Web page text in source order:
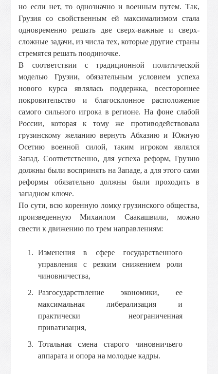
но если нет, то однозначно и военным путем. Так,
Грузия со свойственным ей максимализмом стала
одновременно решать две сверх-важные и сверх-
сложные задачи, из числа тех, которые другие страны
стремятся решать поодиночке.
В соответствии с традиционной политической
моделью Грузии, обязательным условием успеха
нового курса являлась поддержка, всестороннее
покровительство и благосклонное расположение
самого сильного игрока в регионе. На фоне слабой
России, которая к тому же противодействовала
грузинскому желанию вернуть Абхазию и Южную
Осетию военной силой, таким игроком являлся
Запад. Соответственно, для успеха реформ, Грузию
должны были воспринять на Западе, а для этого сами
реформы обязательно должны были проходить в
западном ключе.
По сути, всю коренную ломку грузинского общества,
произведенную Михаилом Саакашвили, можно
свести к движению по трем направлениям:
Изменения в сфере государственного
управления с резким снижением роли
чиновничества,
Разгосударствление экономики, ее
максимальная либерализация и
практически неограниченная
приватизация,
Тотальная смена старого чиновничьего
аппарата и опора на молодые кадры.